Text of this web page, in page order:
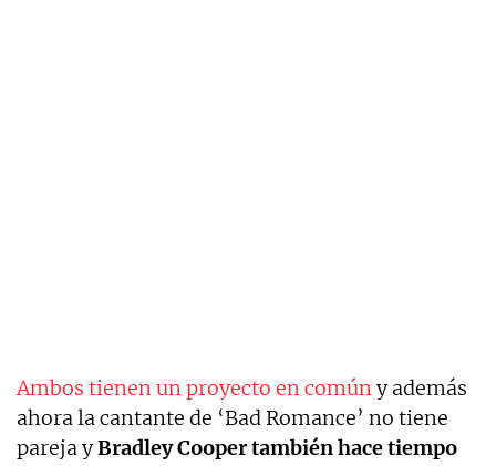
Ambos tienen un proyecto en comúny además
ahora la cantante de ‘Bad Romance’ no tiene
pareja yBradley Cooper también hace tiempo